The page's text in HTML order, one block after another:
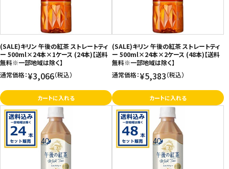
(SALE)キリン 午後の紅茶 ストレートティ
ー 500ml×24本×1ケース (24本)【送料
無料※一部地域は除く】
通常価格：¥3,066（税込）
カートに入れる
(SALE)キリン 午後の紅茶 ストレートティ
ー 500ml×24本×2ケース (48本)【送料
無料※一部地域は除く】
通常価格：¥5,383（税込）
カートに入れる